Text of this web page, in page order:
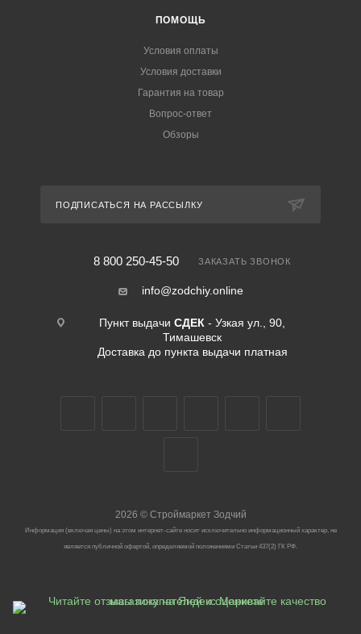
ПОМОЩЬ
Условия оплаты
Условия доставки
Гарантия на товар
Вопрос-ответ
Обзоры
ПОДПИСАТЬСЯ НА РАССЫЛКУ
8 800 250-45-50 ЗАКАЗАТЬ ЗВОНОК
info@zodchiy.online
Пункт выдачи СДЕК - Узкая ул., 90,
Тимашевск
Доставка до пункта выдачи платная
2026 ©Строймаркет Зодчий
Информация (включая цены) на этом интернет-сайте носит исключительно информационный характер, не
является публичной офертой, определяемой положениями Статьи 437(2) ГК РФ.